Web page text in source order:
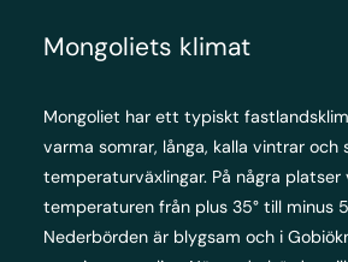
Mongoliets klimat
Mongoliet har ett typiskt
varma somrar, långa, kalla vintrar och
temperaturväxlingar. På några platser
temperaturen från plus 35° till minus
Nederbörden är blygsam och i